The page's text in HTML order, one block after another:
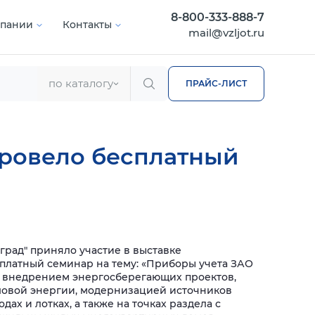
Контакты
8-800-333-888-7
mail@vzljot.ru
по каталогу ПРАЙС-ЛИСТ
бесплатный
приняло участие в выставке
семинар на тему: «Приборы учета ЗАО
энергосберегающих проектов,
энергии, модернизацией источников
и лотках, а также на точках раздела с